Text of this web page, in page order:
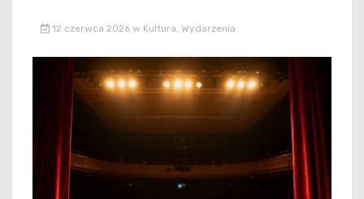
12 czerwca 2026 w Kultura, Wydarzenia